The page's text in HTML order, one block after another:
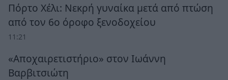
Πόρτο Χέλι: Νεκρή γυναίκα μετά από πτώση
από τον 6ο όροφο ξενοδοχείου
11:21
«Αποχαιρετιστήριο» στον Ιωάννη
Βαρβιτσιώτη